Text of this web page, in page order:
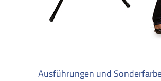
Ausführungen und